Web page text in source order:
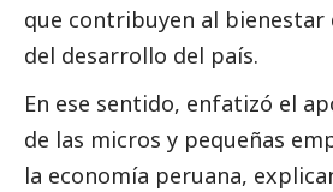
que contribuyen al bienestar
del desarrollo del país.
En ese sentido, enfatizó el
de las micros y pequeñas
la economía peruana,